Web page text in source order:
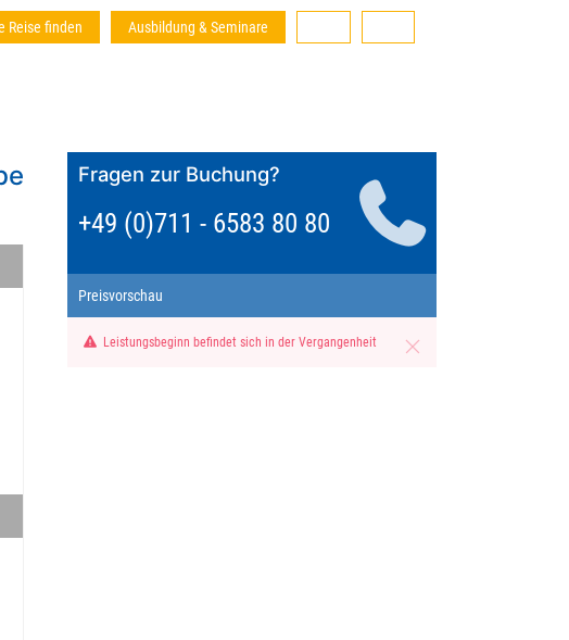
Reise finden Ausbildung & Seminare
Fragen zur Buchung?
+49 (0)711 - 6583 80 80
Preisvorschau
Leistungsbeginn befindet sich in der Vergangenheit